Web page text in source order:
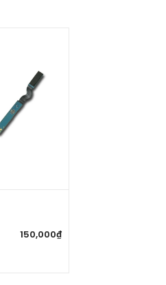
150,000₫